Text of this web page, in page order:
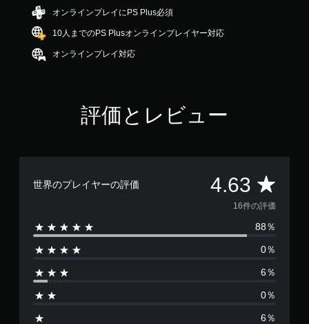
中
の
4
6
オンラインプレイにPS Plus必須
10人までのPS Plusオンラインプレイヤー対応
オンラインプレイ対応
評価とレビュー
世界のプレイヤーの評価 4.63 評
価
数
は
6
16件の評価
88％
0％
6％
0％
6％